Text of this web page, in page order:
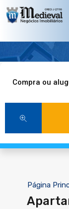
Compra ou
Página